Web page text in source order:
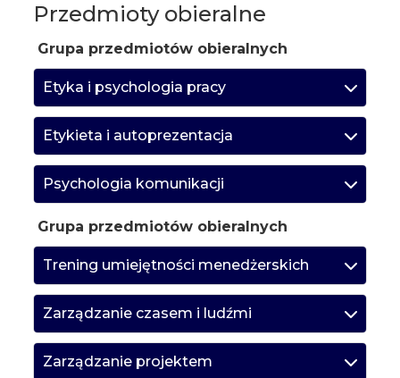
Przedmioty obieralne
Grupa przedmiotów obieralnych
Etyka i psychologia pracy
Etykieta i autoprezentacja
Psychologia komunikacji
Grupa przedmiotów obieralnych
Trening umiejętności menedżerskich
Zarządzanie czasem i ludźmi
Zarządzanie projektem